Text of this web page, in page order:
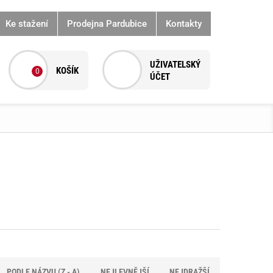
Ke stažení Prodejna Pardubice Kontakty
0